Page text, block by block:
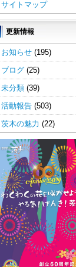
サイトマップ
更新情報
お知らせ (195)
ブログ (25)
未分類 (39)
活動報告 (503)
茨木の魅力 (22)